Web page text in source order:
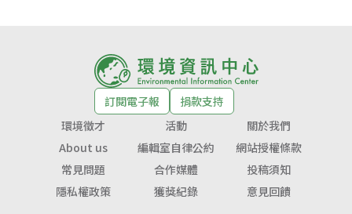
訂閱電子報
捐款支持
環境徵才
活動
關於我們
About us
編輯室自律公約
網站授權條款
常見問題
合作媒體
投稿須知
隱私權政策
獲獎紀錄 意見回饋